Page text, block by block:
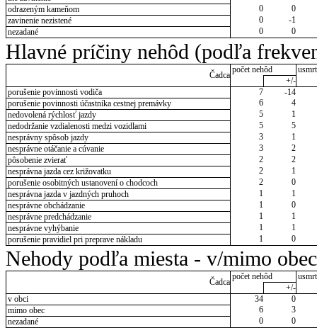
odrazeným kameňom
0
0
zavinenie nezistené
0
-1
nezadané
0 0
Hlavné príčiny nehôd (podľa
Čadca
počet nehôd
+/-
porušenie povinnosti vodiča
7
-14
porušenie povinnosti účastníka cestnej premávky
6
4
nedovolená rýchlosť jazdy
5
1
nedodržanie vzdialenosti medzi vozidlami
5
5
nesprávny spôsob jazdy
3
1
nesprávne otáčanie a cúvanie
3
2
pôsobenie zvierať
2
2
nesprávna jazda cez križovatku
2
1
porušenie osobitných ustanovení o chodcoch
2
0
nesprávna jazda v jazdných pruhoch
1
1
nesprávne obchádzanie
1
0
nesprávne predchádzanie
1
1
nesprávne vyhýbanie
1
1
porušenie pravidiel pri preprave nákladu
1 0
Nehody podľa miesta - v/mimo obec
Čadca
počet nehôd
+/-
v obci
34
0
mimo obec
6
3
nezadané
0 0